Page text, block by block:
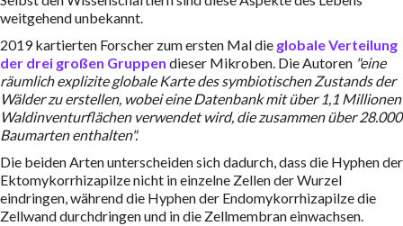
weitgehend unbekannt.
2019 kartierten Forscher zum ersten Mal die globale Verteilung
der drei großen Gruppen dieser Mikroben. Die Autoren "eine
räumlich explizite globale Karte des symbiotischen Zustands der
Wälder zu erstellen, wobei eine Datenbank mit über 1,1 Millionen
Waldinventurflächen verwendet wird, die zusammen über 28.000
Baumarten enthalten".
Die beiden Arten unterscheiden sich dadurch, dass die Hyphen der
Ektomykorrhizapilze nicht in einzelne Zellen der Wurzel
eindringen, während die Hyphen der Endomykorrhizapilze die
Zellwand durchdringen und in die Zellmembran einwachsen.